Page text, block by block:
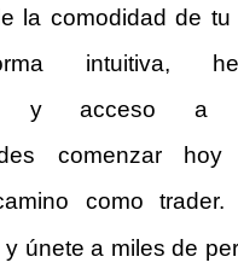
la comodidad de tu
intuitiva,
y acceso a
comenzar
como trader.
y únete a miles de